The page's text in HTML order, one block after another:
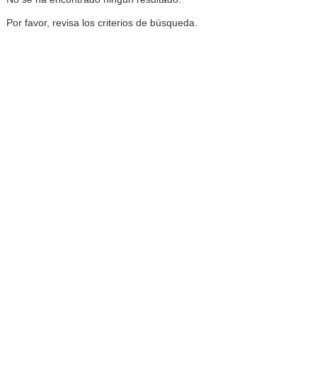
Por favor, revisa los criterios de búsqueda.